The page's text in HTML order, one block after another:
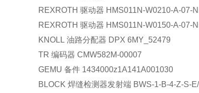
REXROTH 驱动器 HMS011N-W0210-A-07-
REXROTH 驱动器 HMS011N-W0150-A-07-
KNOLL 油路分配器 DPX 6MY_52479
TR 编码器 CMW582M-00007
GEMU 备件 1434000z1A141A001030
BLOCK 焊缝检测器发射端 BWS-1-B-4-Z-S-E/